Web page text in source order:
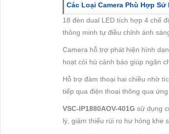
Các Loại Camera Phù Hợp
18 đèn dual LED tích hợp 4 chế
thông minh tự điều chỉnh ánh
Camera hỗ trợ phát hiện hình
hoạt còi hú cảnh báo giúp ngăn
Hỗ trợ đàm thoại hai chiều nhờ
tiếp qua điện thoại thông qua
VSC-IP1880AOV-401G sử dụng
lý, giảm thiểu rủi ro hư hỏng khe